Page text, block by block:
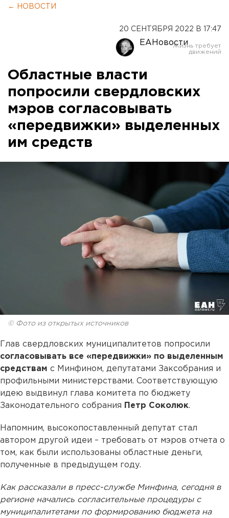
← НОВОСТИ
20 СЕНТЯБРЯ 2022 В 17:47
ЕАНовости
Областные власти
попросили свердловских
мэров согласовывать
«передвижки» выделенных
им средств
© Фото из открытых источников
Глав свердловских муниципалитетов попросили
согласовывать все «передвижки» по выделенным
средствам с Минфином, депутатами Заксобрания и
профильными министерствами. Соответствующую
идею выдвинул глава комитета по бюджету
Законодательного собрания
Петр Соколюк.
Напомним, высокопоставленный депутат стал
автором другой идеи – требовать от мэров отчета о
том, как были использованы областные деньги,
полученные в предыдущем году.
Как рассказали в пресс-службе Минфина, сегодня в
регионе начались согласительные процедуры с
муниципалитетами по формированию бюджета на